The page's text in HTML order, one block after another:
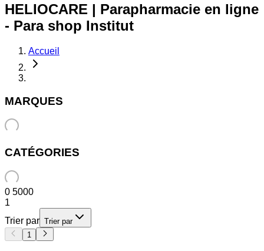
HELIOCARE | Parapharmacie en ligne
- Para shop Institut
Accueil
MARQUES
CATÉGORIES
0 5000
1
Trier par Trier par
1